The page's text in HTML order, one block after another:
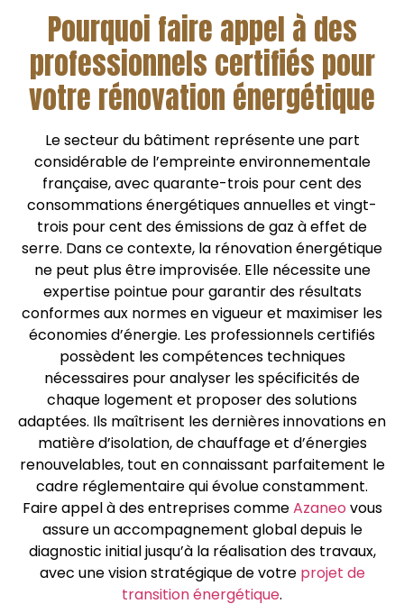
Pourquoi faire appel à des
professionnels certifiés pour
votre rénovation énergétique
Le secteur du bâtiment représente une part
considérable de l’empreinte environnementale
française, avec quarante-trois pour cent des
consommations énergétiques annuelles et vingt-
trois pour cent des émissions de gaz à effet de
serre. Dans ce contexte, la rénovation énergétique
ne peut plus être improvisée. Elle nécessite une
expertise pointue pour garantir des résultats
conformes aux normes en vigueur et maximiser les
économies d’énergie. Les professionnels certifiés
possèdent les compétences techniques
nécessaires pour analyser les spécificités de
chaque logement et proposer des solutions
adaptées. Ils maîtrisent les dernières innovations en
matière d’isolation, de chauffage et d’énergies
renouvelables, tout en connaissant parfaitement le
cadre réglementaire qui évolue constamment.
Faire appel à des entreprises commeAzaneo vous
assure un accompagnement global depuis le
diagnostic initial jusqu’à la réalisation des travaux,
avec une vision stratégique de votre projet de
transition énergétique.